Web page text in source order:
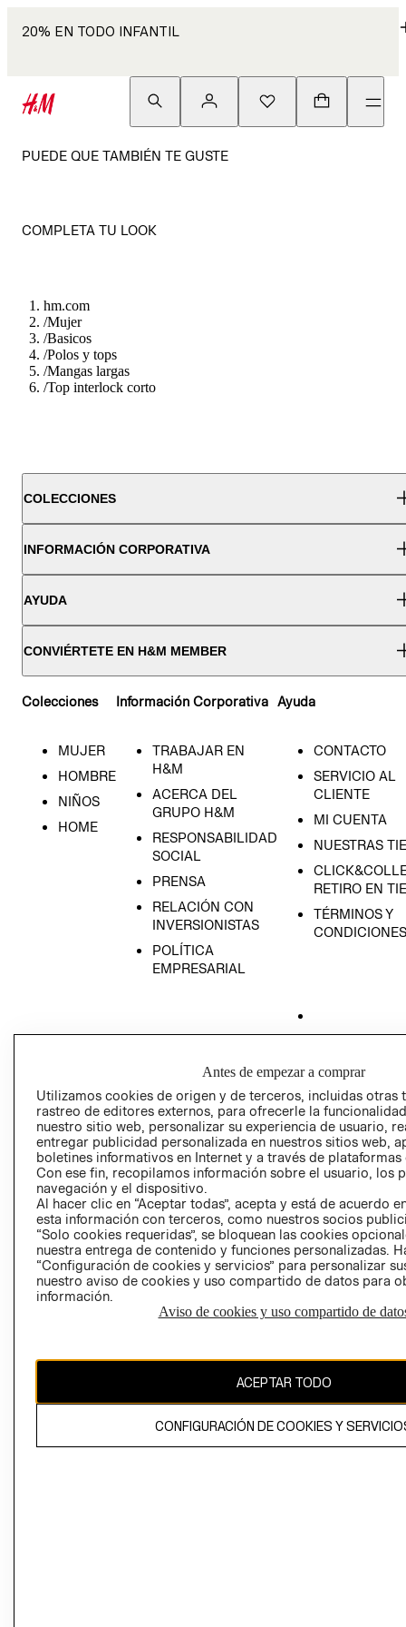
20% EN TODO INFANTIL
PUEDE QUE TAMBIÉN TE GUSTE
COMPLETA TU LOOK
hm.com
/Mujer
/Basicos
/Polos y tops
/Mangas largas
/Top interlock corto
COLECCIONES
INFORMACIÓN CORPORATIVA
AYUDA
CONVIÉRTETE EN H&M MEMBER
Colecciones
MUJER
HOMBRE
NIÑOS
HOME
Información Corporativa
TRABAJAR EN
H&M
ACERCA DEL
GRUPO H&M
RESPONSABILIDAD
SOCIAL
PRENSA
RELACIÓN CON
INVERSIONISTAS
POLÍTICA
EMPRESARIAL
Ayuda
CONTACTO
SERVICIO AL
CLIENTE
MI CUENTA
NUESTRAS
RETIRO EN
TÉRMINOS Y
CONDICIONES
PRIVACIDAD
GIFT CARD
AVISO DE
Perú (S/)
CAMBIAR REGIÓN
El contenido de esta página web está protegido por copyright y es
Antes de empezar a comprar
Utilizamos cookies de origen y de terceros, incluidas otras
rastreo de editores externos, para ofrecerle la
nuestro sitio web, personalizar su experiencia de usuario,
entregar publicidad personalizada en nuestros sitios web,
boletines informativos en Internet y a través de plataformas
Con ese fin, recopilamos información sobre el usuario, los
navegación y el dispositivo.
Al hacer clic en “Aceptar todas”, acepta y está de acuerdo
esta información con terceros, como nuestros socios
“Solo cookies requeridas”, se bloquean las cookies
nuestra entrega de contenido y funciones personalizadas.
“Configuración de cookies y servicios” para personalizar
nuestro aviso de cookies y uso compartido de datos para
información.
Aviso de cookies y uso compartido de
ACEPTAR TODO
CONFIGURACIÓN DE COOKIES Y